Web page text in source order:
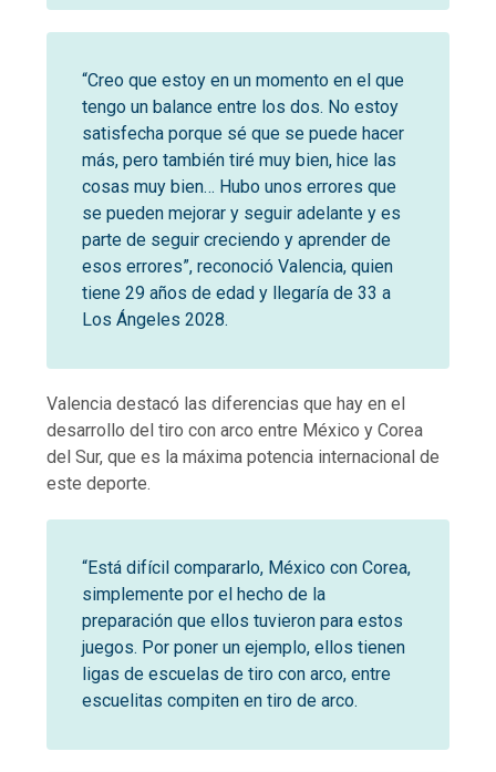
“Creo que estoy en un momento en el que
tengo un balance entre los dos. No estoy
satisfecha porque sé que se puede hacer
más, pero también tiré muy bien, hice las
cosas muy bien… Hubo unos errores que
se pueden mejorar y seguir adelante y es
parte de seguir creciendo y aprender de
esos errores”, reconoció Valencia, quien
tiene 29 años de edad y llegaría de 33 a
Los Ángeles 2028.
Valencia destacó las diferencias que hay en el
desarrollo del tiro con arco entre México y Corea
del Sur, que es la máxima potencia internacional de
este deporte.
“Está difícil compararlo, México con Corea,
simplemente por el hecho de la
preparación que ellos tuvieron para estos
juegos. Por poner un ejemplo, ellos tienen
ligas de escuelas de tiro con arco, entre
escuelitas compiten en tiro de arco.